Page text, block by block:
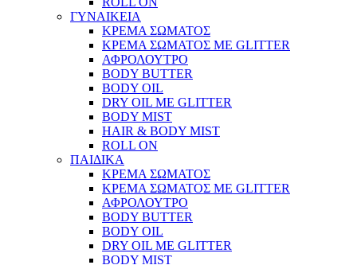
ΓΥΝΑΙΚΕΙΑ
ΚΡΕΜΑ ΣΩΜΑΤΟΣ
ΚΡΕΜΑ ΣΩΜΑΤΟΣ ΜΕ GLITTER
ΑΦΡΟΛΟΥΤΡΟ
BODY BUTTER
BODY OIL
DRY OIL ΜΕ GLITTER
BODY MIST
HAIR & BODY MIST
ROLL ON
ΠΑΙΔΙΚΑ
ΚΡΕΜΑ ΣΩΜΑΤΟΣ
ΚΡΕΜΑ ΣΩΜΑΤΟΣ ΜΕ GLITTER
ΑΦΡΟΛΟΥΤΡΟ
BODY BUTTER
BODY OIL
DRY OIL ΜΕ GLITTER
BODY MIST